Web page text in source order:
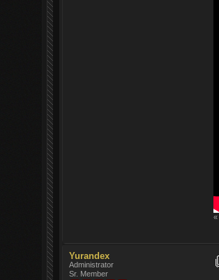
«
Yurandex
Administrator
Sr. Member